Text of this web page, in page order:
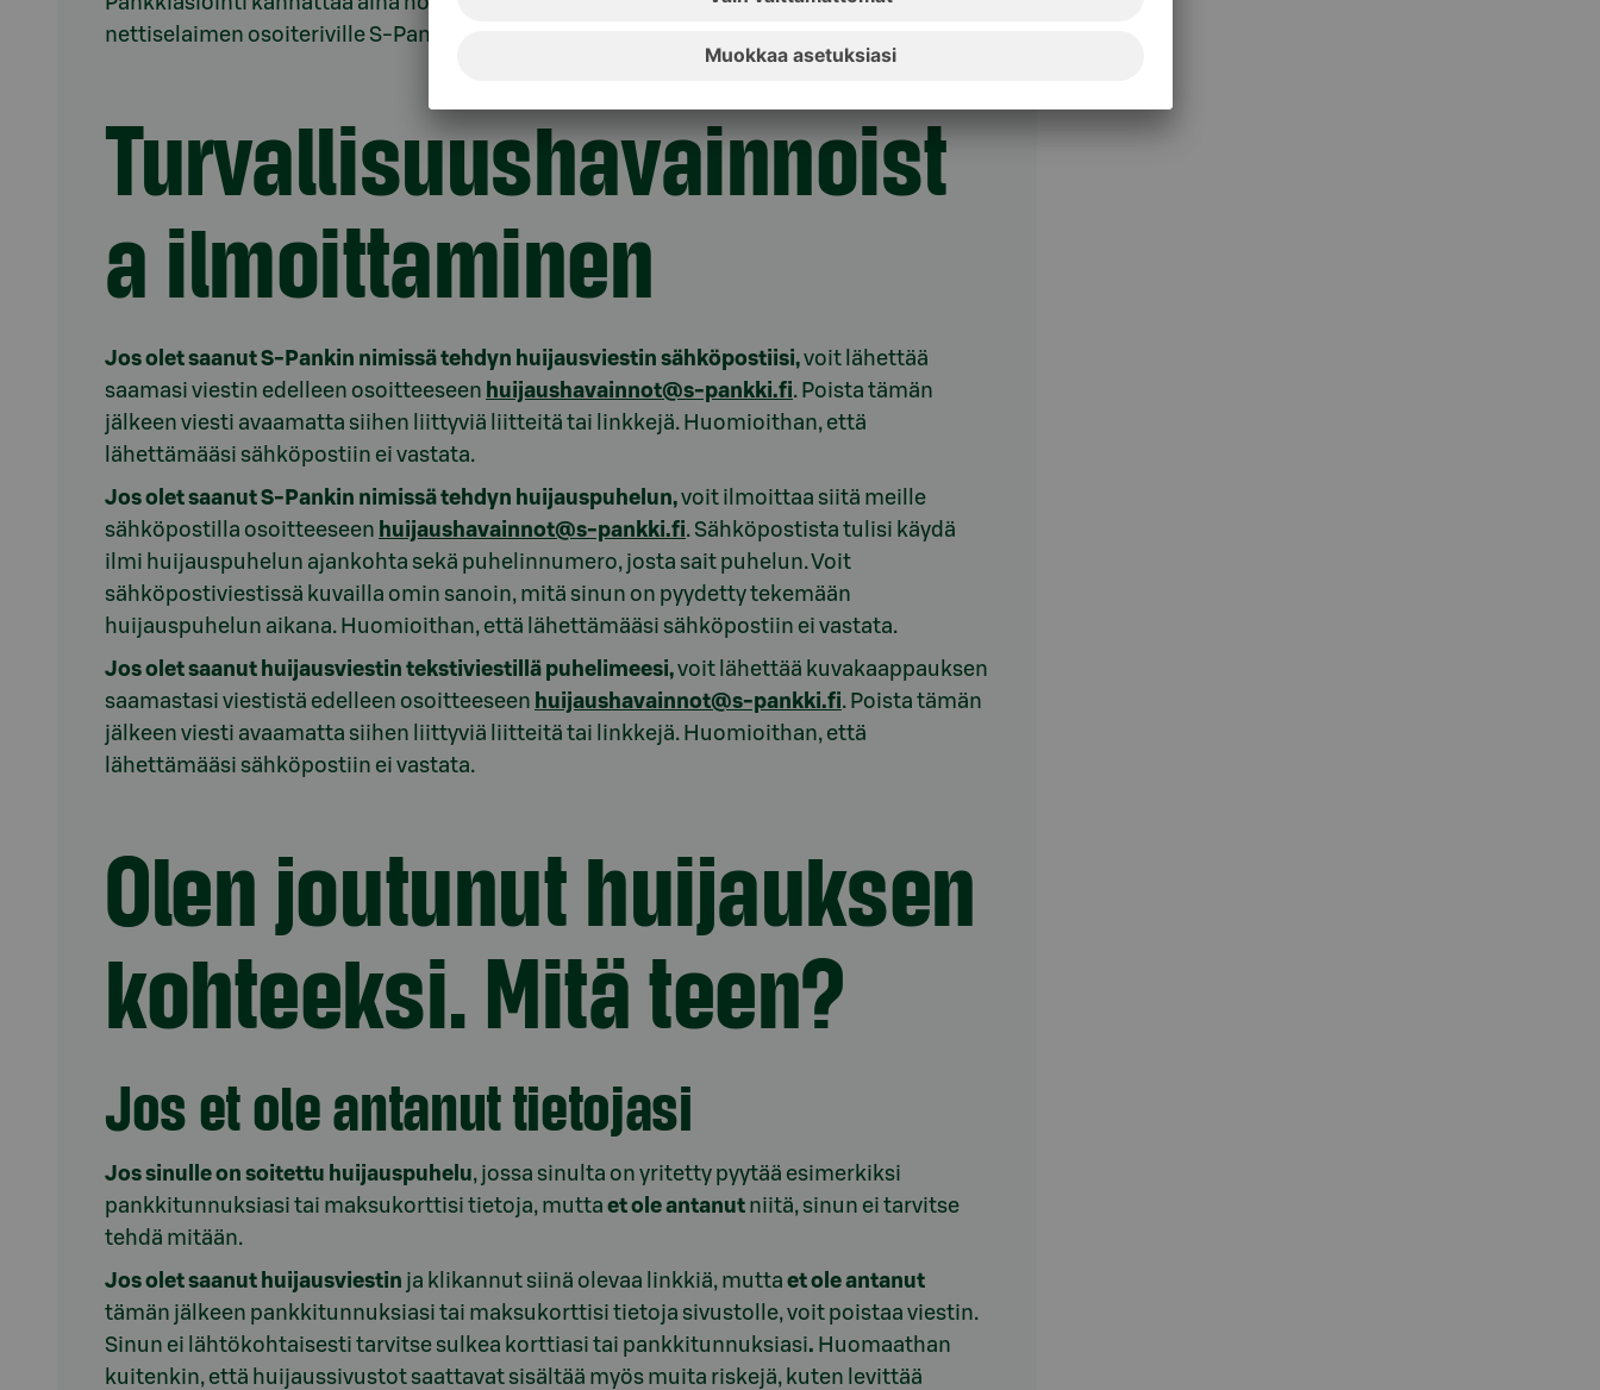
nettiselaimen osoiteriville S-Pankin verkkosivujen osoite
Turvallisuushavainnoist
a ilmoittaminen
Jos olet saanut S-Pankin nimissä tehdyn huijausviestin sähköpostiisi,voit lähettää
saamasi viestin edelleen osoitteeseen huijaushavainnot@s-pankki.fi. Poista tämän
jälkeen viesti avaamatta siihen liittyviä liitteitä tai linkkejä. Huomioithan, että
lähettämääsi sähköpostiin ei vastata.
Jos olet saanut S-Pankin nimissä tehdyn huijauspuhelun,voit ilmoittaa siitä meille
sähköpostilla osoitteeseen huijaushavainnot@s-pankki.fi. Sähköpostista tulisi käydä
ilmi huijauspuhelun ajankohta sekä puhelinnumero, josta sait puhelun. Voit
sähköpostiviestissä kuvailla omin sanoin, mitä sinun on pyydetty tekemään
huijauspuhelun aikana. Huomioithan, että lähettämääsi sähköpostiin ei vastata.
Jos olet saanut huijausviestin tekstiviestillä puhelimeesi,voit lähettää kuvakaappauksen
saamastasi viestistä edelleen osoitteeseen huijaushavainnot@s-pankki.fi. Poista tämän
jälkeen viesti avaamatta siihen liittyviä liitteitä tai linkkejä. Huomioithan, että
lähettämääsi sähköpostiin ei vastata.
Olen joutunut huijauksen
kohteeksi. Mitä teen?
Jos et ole antanut tietojasi
Jos sinulle on soitettu huijauspuhelu, jossa sinulta on yritetty pyytää esimerkiksi
pankkitunnuksiasi tai maksukorttisi tietoja, mutta et ole antanut niitä, sinun ei tarvitse
tehdä mitään.
Jos olet saanut huijausviestin ja klikannut siinä olevaa linkkiä, mutta et ole antanut
tämän jälkeen pankkitunnuksiasi tai maksukorttisi tietoja sivustolle, voit poistaa viestin.
Sinun ei lähtökohtaisesti tarvitse sulkea korttiasi tai pankkitunnuksiasi. Huomaathan
kuitenkin, että huijaussivustot saattavat sisältää myös muita riskejä, kuten levittää